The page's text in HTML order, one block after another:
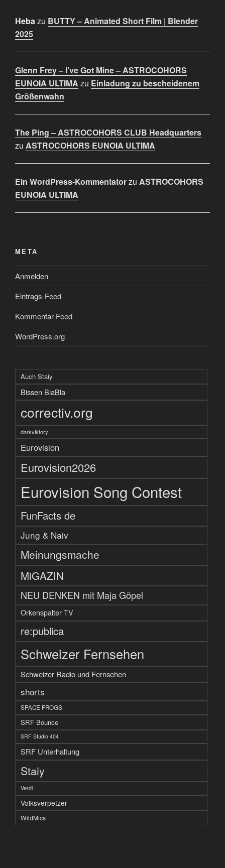
Hebazu BUTTY – Animated Short Film | Blender
2025
Glenn Frey – I’ve Got Mine – ASTROCOHORS
EUNOIA ULTIMA zu Einladung zu bescheidenem
Größenwahn
The Ping – ASTROCOHORS CLUB Headquarters
zu ASTROCOHORS EUNOIA ULTIMA
Ein WordPress-Kommentatorzu ASTROCOHORS
EUNOIA ULTIMA
META
Anmelden
Eintrags-Feed
Kommentar-Feed
WordPress.org
Auch Staiy
Bissen BlaBla
correctiv.org
darkviktory
Eurovision
Eurovision2026
Eurovision Song Contest
FunFacts de
Jung & Naiv
Meinungsmache
MiGAZIN
NEU DENKEN mit Maja Göpel
Orkenspalter TV
re:publica
Schweizer Fernsehen
Schweizer Radio und Fernsehen
shorts
SPACE FROGS
SRF Bounce
SRF Studio 404
SRF Unterhaltung
Staiy
Verdi
Volksverpetzer
WildMics